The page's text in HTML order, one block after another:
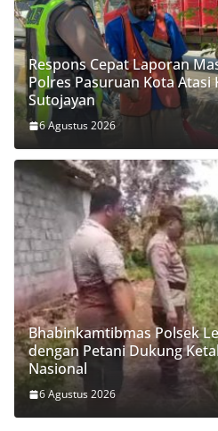
Respons Cepat Laporan
Polres Pasuruan Kota Atasi
Sutojayan
6 Agustus 2026
Bhabinkamtibmas Polsek
dengan Petani Dukung
Nasional
6 Agustus 2026